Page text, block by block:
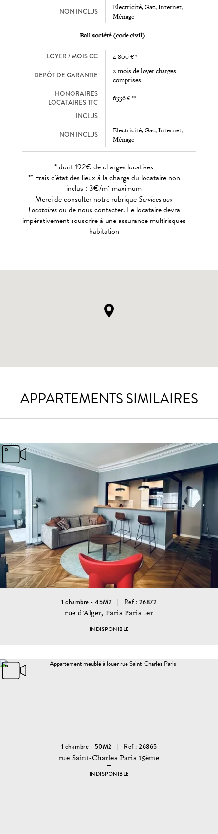
NON INCLUS
Electricité, Gaz, Internet,
Ménage
Bail société (code civil)
LOYER / MOIS CC 4 800 € *
DEPÔT DE GARANTIE
2 mois de loyer charges
comprises
HONORAIRES
LOCATAIRES TTC
6336 € **
INCLUS
NON INCLUS
Electricité, Gaz, Internet,
Ménage
* dont 192€ de charges locatives
** Frais d'état des lieux à la charge du locataire non
inclus : 3€/m² maximum
Merci de consulter notre rubriqueServices aux
Locatairesou de nous contacter. Le locataire devra
impérativement souscrire à une assurance multirisques
habitation
APPARTEMENTS SIMILAIRES
1 chambre - 45M2 Ref : 26872
rue d'Alger, Paris Paris 1er
INDISPONIBLE
1 chambre - 50M2 Ref : 26865
rue Saint-Charles Paris 15ème
INDISPONIBLE